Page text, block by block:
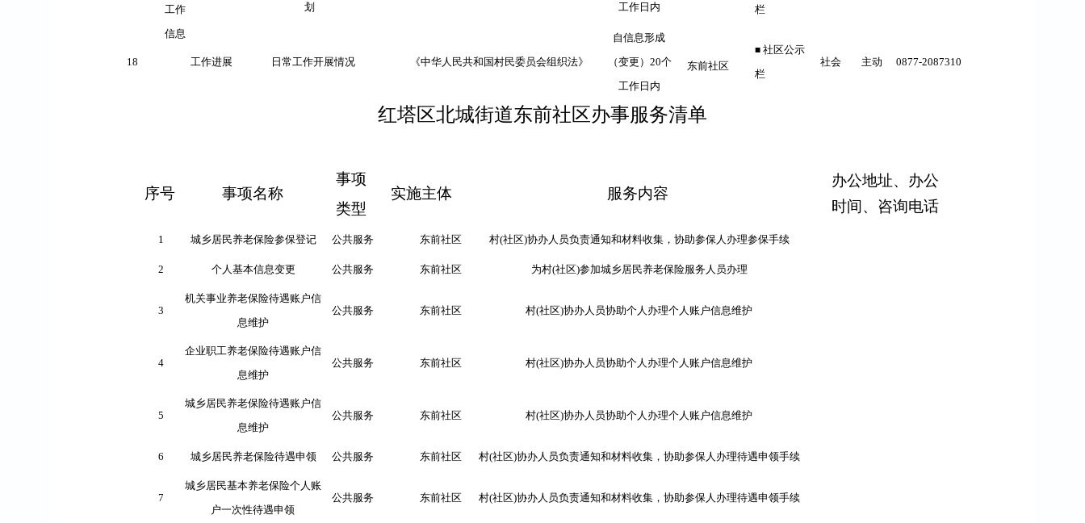
工作
信息
划
工作日内
栏
18 工作进展 日常工作开展情况 《中华人民共和国村民委员会组织法》
自信息形成
（变更） 20个
工作日内
东前社区
■ 社区公示
栏
社会 主动 0877-2087310
红塔区北城街道东前社区办事服务清单
序号 事项名称
事项
类型
实施主体 服务内容
办公地址、办公
时间、咨询电话
1 城乡居民养老保险参保登记 公共服务 东前社区 村(社区)协办人员负责通知和材料收集，协助参保人办理参保手续
2 个人基本信息变更 公共服务 东前社区 为村(社区)参加城乡居民养老保险服务人员办理
3
机关事业养老保险待遇账户信
息维护
公共服务 东前社区 村(社区)协办人员协助个人办理个人账户信息维护
4
企业职工养老保险待遇账户信
息维护
公共服务 东前社区 村(社区)协办人员协助个人办理个人账户信息维护
5
城乡居民养老保险待遇账户信
息维护
公共服务 东前社区 村(社区)协办人员协助个人办理个人账户信息维护
6 城乡居民养老保险待遇申领 公共服务 东前社区 村(社区)协办人员负责通知和材料收集，协助参保人办理待遇申领手续
7
城乡居民基本养老保险个人账
户一次性待遇申领
公共服务 东前社区 村(社区)协办人员负责通知和材料收集，协助参保人办理待遇申领手续